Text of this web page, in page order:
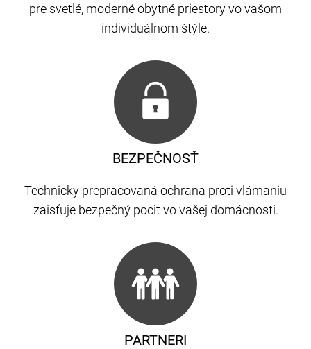
pre svetlé, moderné obytné priestory vo vašom
individuálnom štýle.
PARTNERI
BEZPEČNOSŤ
Technicky prepracovaná ochrana proti vlámaniu
zaisťuje bezpečný pocit vo vašej domácnosti.